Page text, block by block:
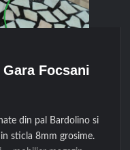
Focsani
din pal Bardolino si
sticla 8mm grosime.